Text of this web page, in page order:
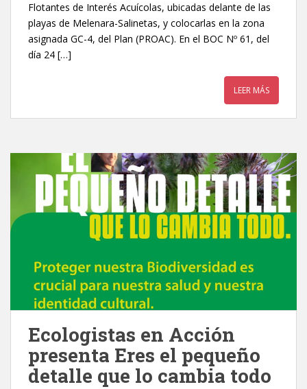
Flotantes de Interés Acuícolas, ubicadas delante de las
playas de Melenara-Salinetas, y colocarlas en la zona
asignada GC-4, del Plan (PROAC). En el BOC Nº 61, del
día 24 […]
LEER MÁS
Ecologistas en Acción
presenta Eres el pequeño
detalle que lo cambia todo